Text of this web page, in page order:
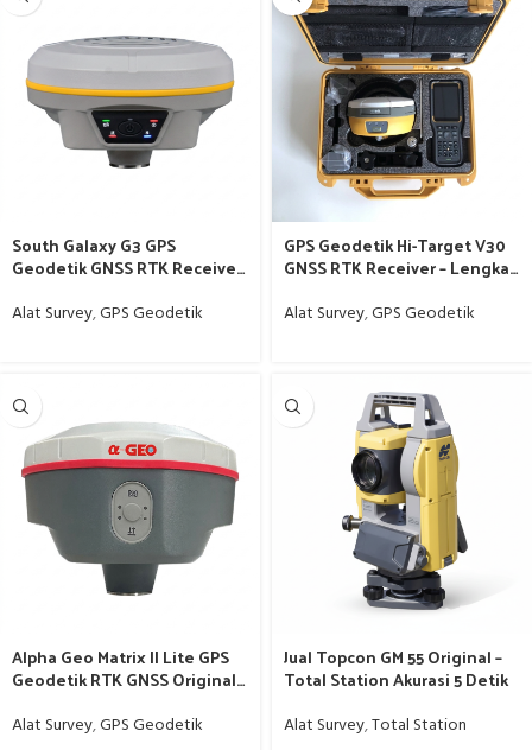
South Galaxy G3 GPS
Geodetik GNSS RTK Receiver
Alat Survey,GPS Geodetik
GPS Geodetik Hi-Target V30
GNSS RTK Receiver – Lengkap
Alat Survey,GPS Geodetik
Alpha Geo Matrix II Lite GPS
Geodetik RTK GNSS Original
Alat Survey,GPS Geodetik
Jual Topcon GM 55 Original –
Total Station Akurasi 5 Detik
Alat Survey,Total Station